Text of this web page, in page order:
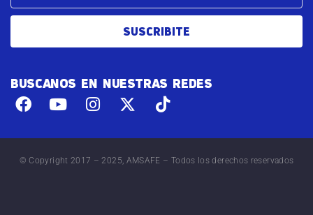
SUSCRIBITE
BUSCANOS EN NUESTRAS REDES
© Copyright 2017 – 2025, AMSAFE – Todos los derechos reservados